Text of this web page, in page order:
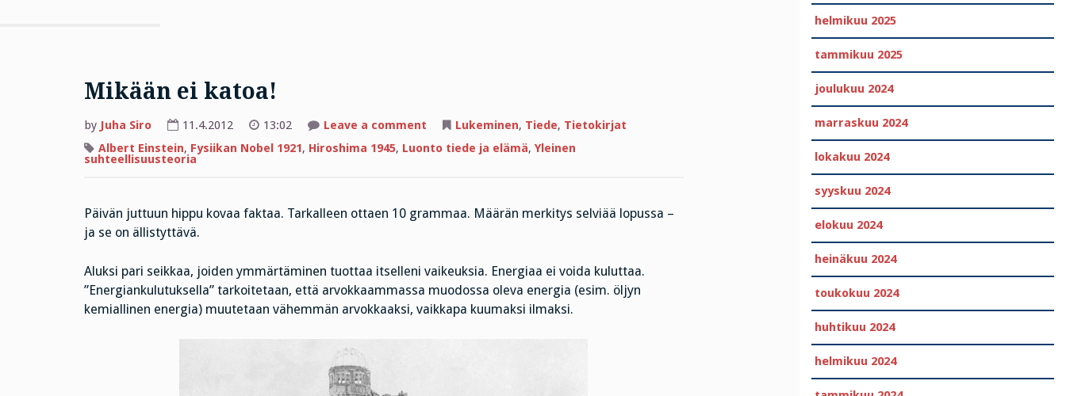
Mikään ei katoa!
by Juha Siro 11.4.2012 13:02 Leave a commenton
ei
Lukeminen, Tiede, Tietokirjat
Albert Einstein, Fysiikan Nobel 1921, Hiroshima 1945, Luonto tiede ja elämä, Yleinen
suhteellisuusteoria
Päivän juttuun hippu kovaa faktaa. Tarkalleen ottaen 10 grammaa. Määrän merkitys selviää lopussa –
ja se on ällistyttävä.
Aluksi pari seikkaa, joiden ymmärtäminen tuottaa itselleni vaikeuksia. Energiaa ei voida kuluttaa.
”Energiankulutuksella” tarkoitetaan, että arvokkaammassa muodossa oleva energia (esim. öljyn
kemiallinen energia) muutetaan vähemmän arvokkaaksi, vaikkapa kuumaksi ilmaksi.
helmikuu 2025
tammikuu 2025
joulukuu 2024
marraskuu 2024
lokakuu 2024
syyskuu 2024
elokuu 2024
heinäkuu 2024
toukokuu 2024
huhtikuu 2024
helmikuu 2024